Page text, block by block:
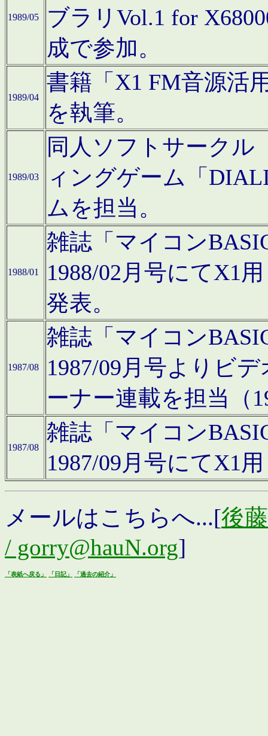
1989/05
ブラリVol.1 for
成で参加。
1989/04
書籍「X1 FM音源活
を執筆。
1989/03
同人ソフトサークル
ィングゲーム「
ムを担当。
1988/01
雑誌「マイコン
1988/02月号にてX1
発表。
1987/08
雑誌「マイコン
1987/09月号よりビ
ーナー連載を担当（
1987/08
雑誌「マイコン
1987/09月号にてX1
メールはこちらへ...[後
/ gorry@hauN.org]
「表紙へ戻る」 「日記」 「過去の紹介」